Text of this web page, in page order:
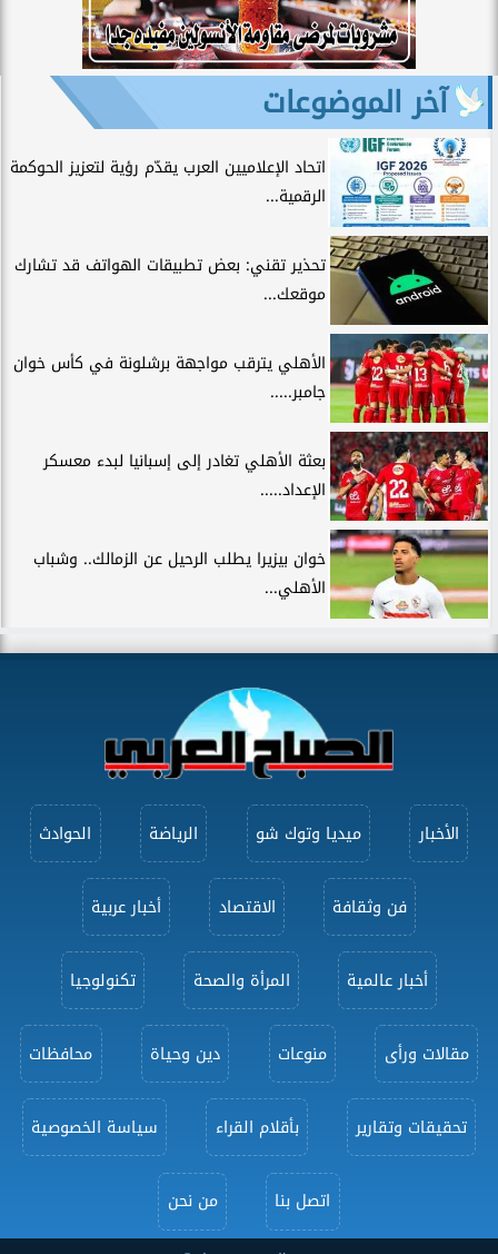
آخر الموضوعات
اتحاد الإعلاميين العرب يقدّم رؤية لتعزيز الحوكمة
الرقمية...
تحذير تقني: بعض تطبيقات الهواتف قد تشارك
موقعك...
الأهلي يترقب مواجهة برشلونة في كأس خوان
جامبر.....
بعثة الأهلي تغادر إلى إسبانيا لبدء معسكر
الإعداد.....
خوان بيزيرا يطلب الرحيل عن الزمالك.. وشباب
الأهلي...
الأخبار ميديا وتوك شو الرياضة الحوادث
فن وثقافة الاقتصاد أخبار عربية
أخبار عالمية المرأة والصحة تكنولوجيا
مقالات ورأى منوعات دين وحياة محافظات
تحقيقات وتقارير بأقلام القراء سياسة الخصوصية
اتصل بنا من نحن